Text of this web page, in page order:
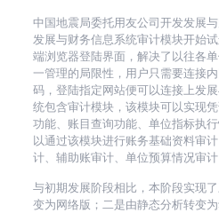
中国地震局委托用友公司开发发展
发展与财务信息系统审计模块开始
端浏览器登陆界面，解决了以往各
一管理的局限性，用户只需要连接
码，登陆指定网站便可以连接上发
统包含审计模块，该模块可以实现
功能、账目查询功能、单位指标执
以通过该模块进行账务基础资料审
计、辅助账审计、单位预算情况审计
与初期发展阶段相比，本阶段实现
变为网络版；二是由静态分析转变